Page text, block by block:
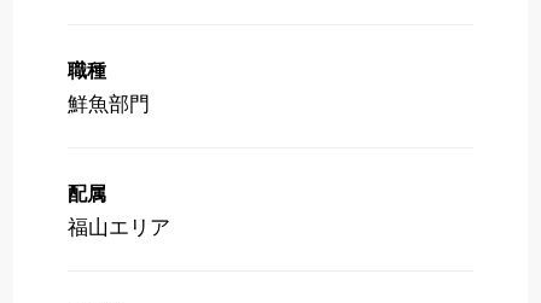
職種
鮮魚部門
配属
福山エリア